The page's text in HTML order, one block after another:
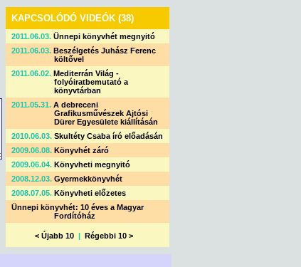
KAPCSOLÓDÓ VIDEÓK (38)
2011.06.03. Ünnepi könyvhét megnyitó
2011.06.03. Beszélgetés Juhász Ferenc
költővel
2011.06.02. Mediterrán Világ -
folyóiratbemutató a
könyvtárban
2011.05.31. A debreceni
Grafikusművészek Ajtósi
Dürer Egyesülete kiállításán
2010.06.03. Skultéty Csaba író előadásán
2009.06.08. Könyvhét záró
2009.06.04. Könyvheti megnyitó
2008.12.03. Gyermekkönyvhét
2008.07.05. Könyvheti előzetes
Ünnepi könyvhét: 10 éves a Magyar
Fordítóház
< Újabb 10 | Régebbi 10 >